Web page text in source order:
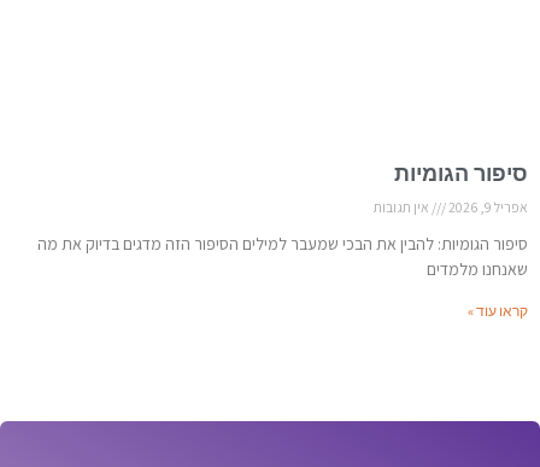
סיפור הגומיות
אפריל 9, 2026 אין תגובות
סיפור הגומיות: להבין את הבכי שמעבר למילים הסיפור הזה מדגים בדיוק את מה
שאנחנו מלמדים
קראו עוד »